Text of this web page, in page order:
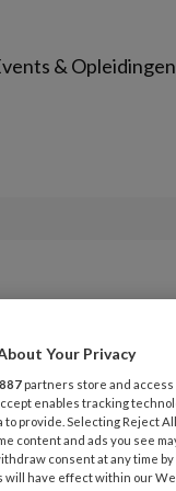
& Opleidingen
William James
Your Privacy
887 partners store and
enables tracking
to provide. Selecting Reject
content and ads you see
consent at any time
will have effect within our